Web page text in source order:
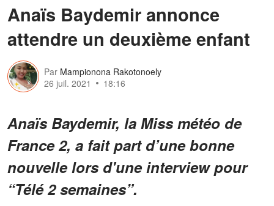
Anaïs Baydemir annonce
attendre un deuxième enfant
Par Mampionona Rakotonoely
26 juil. 2021
18:16
Anaïs Baydemir, la Miss météo de
France 2, a fait part d’une bonne
nouvelle lors d'une interview pour
“Télé 2 semaines”.